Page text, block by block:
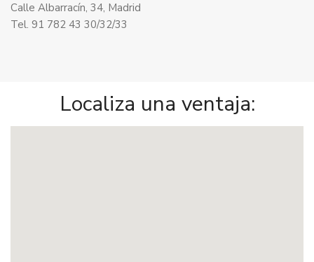
Calle Albarracín, 34, Madrid
Tel. 91 782 43 30/32/33
Localiza una ventaja: